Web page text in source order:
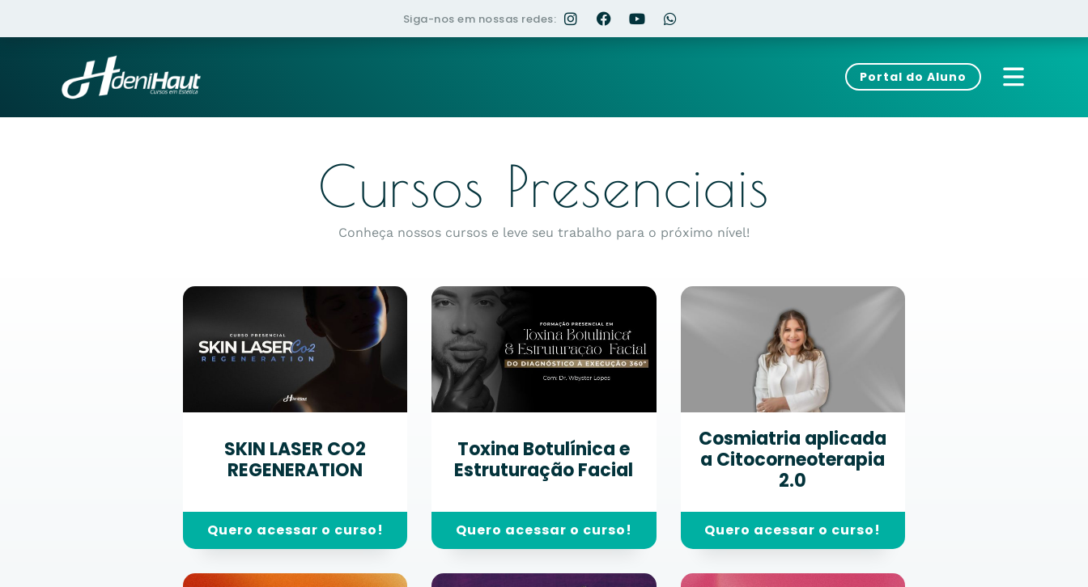
Siga-nos em nossas redes:
Portal do Aluno
Cursos Presenciais
Conheça nossos cursos e leve seu trabalho para o próximo nível!
SKIN LASER CO2
REGENERATION
Quero acessar o curso!
Toxina Botulínica e
Estruturação Facial
Quero acessar o curso!
Cosmiatria aplicada
a Citocorneoterapia
2.0
Quero acessar o curso!